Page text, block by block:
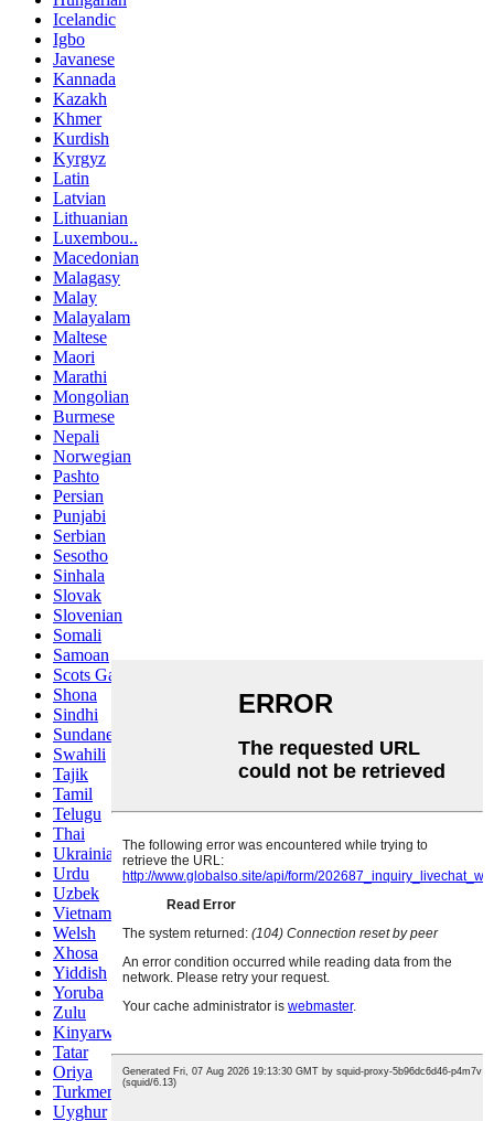
Icelandic
Igbo
Javanese
Kannada
Kazakh
Khmer
Kurdish
Kyrgyz
Latin
Latvian
Lithuanian
Luxembou..
Macedonian
Malagasy
Malay
Malayalam
Maltese
Maori
Marathi
Mongolian
Burmese
Nepali
Norwegian
Pashto
Persian
Punjabi
Serbian
Sesotho
Sinhala
Slovak
Slovenian
Somali
Samoan
Scots Gaelic
Shona
Sindhi
Sundanese
Swahili
Tajik
Tamil
Telugu
Thai
Ukrainian
Urdu
Uzbek
Vietnamese
Welsh
Xhosa
Yiddish
Yoruba
Zulu
Kinyarwanda
Tatar
Oriya
Turkmen
Uyghur